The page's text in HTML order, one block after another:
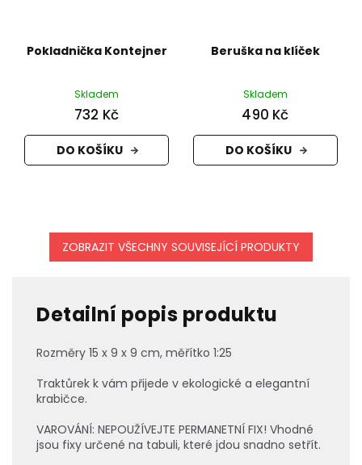
Pokladnička Kontejner
Skladem
732 Kč
DO KOŠÍKU
Beruška na klíček
Skladem
490 Kč
DO KOŠÍKU
ZOBRAZIT VŠECHNY SOUVISEJÍCÍ PRODUKTY
Detailní popis produktu
Rozměry 15 x 9 x 9 cm, měřítko 1:25
Traktůrek k vám přijede v ekologické a elegantní
krabičce.
VAROVÁNÍ: NEPOUŽÍVEJTE PERMANETNÍ FIX! Vhodné
jsou fixy určené na tabuli, které jdou snadno setřít.